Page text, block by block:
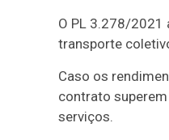
O PL 3.278/2021
transporte
Caso os
contrato
serviços.